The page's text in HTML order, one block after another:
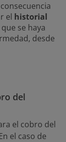
el historial
se haya
desde
del
el cobro del
el caso de